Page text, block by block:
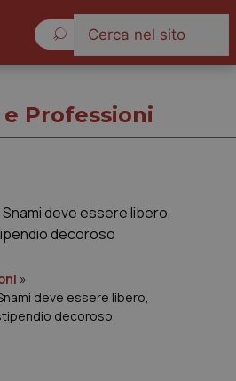
e Professioni
»
deve essere libero,
decoroso